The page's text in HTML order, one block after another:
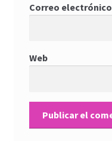
Correo electrónico
Web